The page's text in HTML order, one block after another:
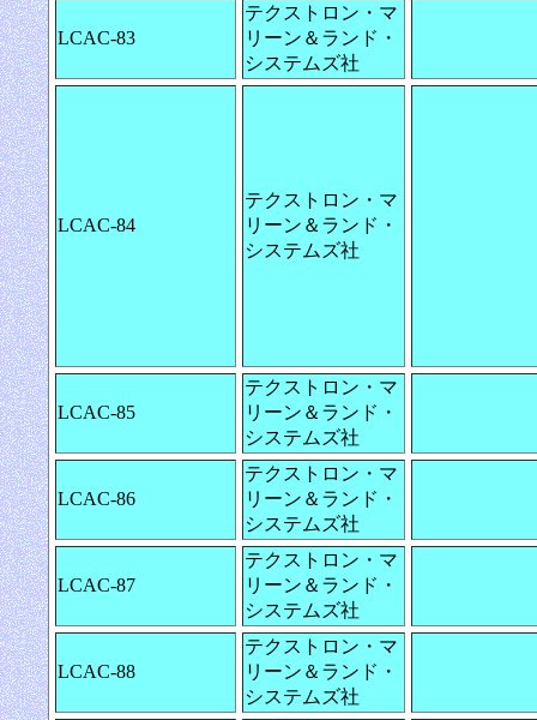
LCAC-83
テクストロン・マ
リーン＆ランド・
システムズ社
LCAC-84
テクストロン・マ
リーン＆ランド・
システムズ社
LCAC-85
テクストロン・マ
リーン＆ランド・
システムズ社
LCAC-86
テクストロン・マ
リーン＆ランド・
システムズ社
LCAC-87
テクストロン・マ
リーン＆ランド・
システムズ社
LCAC-88
テクストロン・マ
リーン＆ランド・
システムズ社